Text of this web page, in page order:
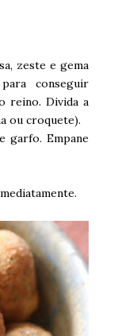
zeste e gema
conseguir
reino. Divida a
ou croquete).
garfo. Empane